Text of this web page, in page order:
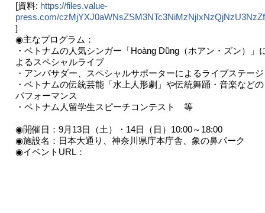
[資料: https://files.value-
press.com/
]
◉主なプログラム：
・ベトナムの人気シンガー「Hoàng Dũng（ホアン・ズン）」
よるスペシャルライブ
・アンバサダー、スペシャルサポーターによるライブステージ
・ベトナムの伝統芸能「水上人形劇」や伝統舞踊・音楽などの
パフォーマンス
・ベトナム人留学生スピーチコンテスト 等
◉開催日：9月13日（土）・14日（日）10:00～18:00
◉施設名：日本大通り、神奈川県庁本庁舎、象の鼻パーク
◉イベントURL：